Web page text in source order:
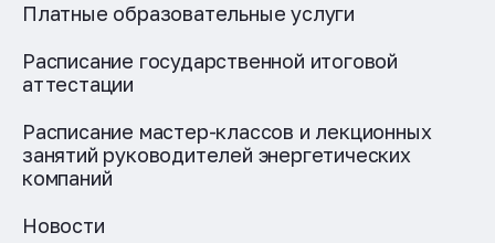
Платные образовательные услуги
Расписание государственной итоговой
аттестации
Расписание мастер-классов и лекционных
занятий руководителей энергетических
компаний
Новости